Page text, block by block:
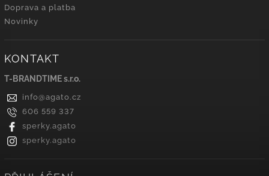
Doprava a platba
Novinky
KONTAKT
T-BRANDTIME s.r.o.
info@agato.cz
606 559 337
sperky.agato
sperky.agato